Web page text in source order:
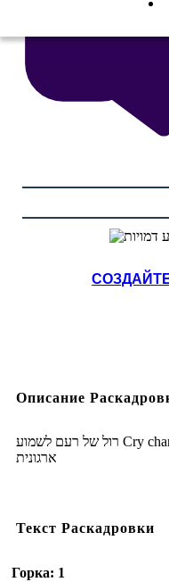
Описание
רול של רעם לשמוע Cry charactersby שלי מילדרד ד טיילור - מפת תווים גרפי
ארגונית
Текст Раскадровки
Горка: 1